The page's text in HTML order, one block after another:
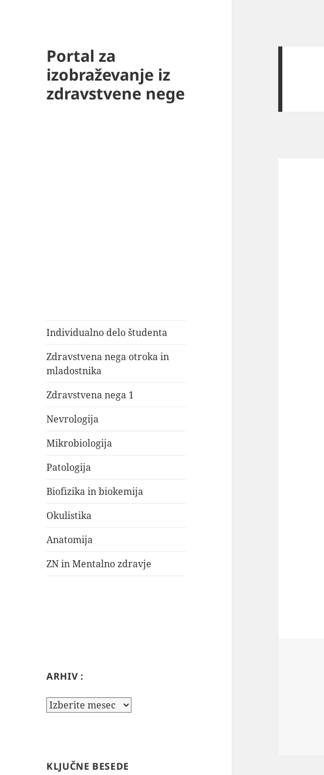
Portal za
izobraževanje iz
zdravstvene nege
Individualno delo študenta
Zdravstvena nega otroka in
mladostnika
Zdravstvena nega 1
Nevrologija
Mikrobiologija
Patologija
Biofizika in biokemija
Okulistika
Anatomija
ZN in Mentalno zdravje
ARHIV :
Arhiv
KLJUČNE BESEDE